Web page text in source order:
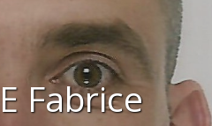
Fabrice